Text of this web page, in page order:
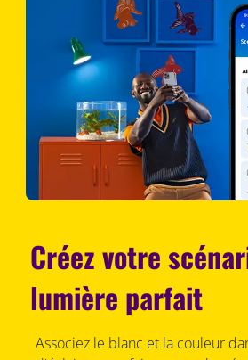
Créez votre
lumière parfait
Associez le blanc et la couleur